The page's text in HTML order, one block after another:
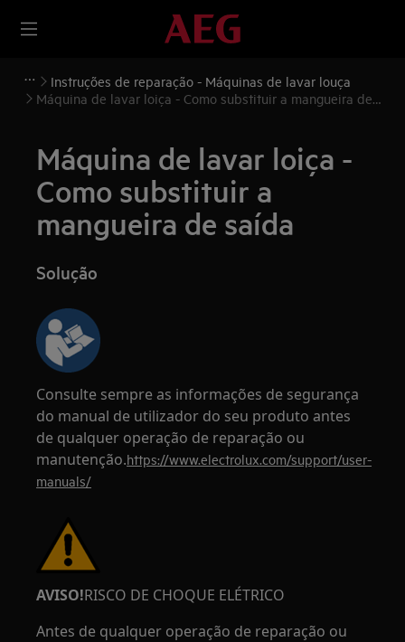
Instruções de reparação - Máquinas de lavar louça
Máquina de lavar loiça - Como substituir a mangueira de
Máquina de lavar loiça -
Como substituir a
mangueira de saída
Solução
Consulte sempre as informações de segurança
do manual de utilizador do seu produto antes
de qualquer operação de reparação ou
manutenção.https://www.electrolux.com/support/user-
manuals/
AVISO!RISCO DE CHOQUE ELÉTRICO
Antes de qualquer operação de reparação ou